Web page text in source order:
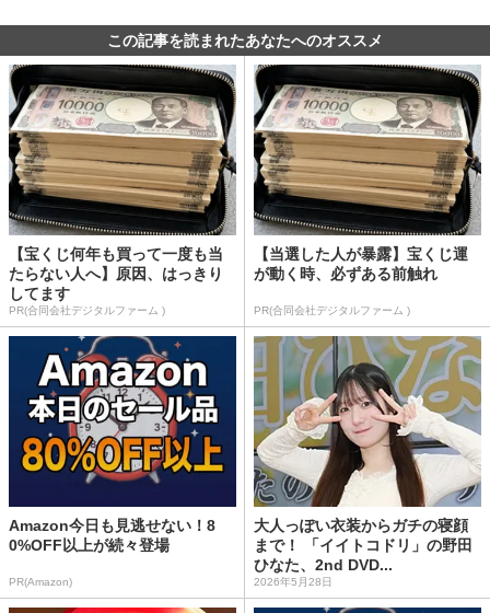
この記事を読まれたあなたへのオススメ
【宝くじ何年も買って一度も当
たらない人へ】原因、はっきり
してます
PR(合同会社デジタルファーム )
【当選した人が暴露】宝くじ運
が動く時、必ずある前触れ
PR(合同会社デジタルファーム )
Amazon今日も見逃せない！8
0%OFF以上が続々登場
PR(Amazon)
大人っぽい衣装からガチの寝顔
まで！ 「イイトコドリ」の野田
ひなた、2nd DVD...
2026年5月28日